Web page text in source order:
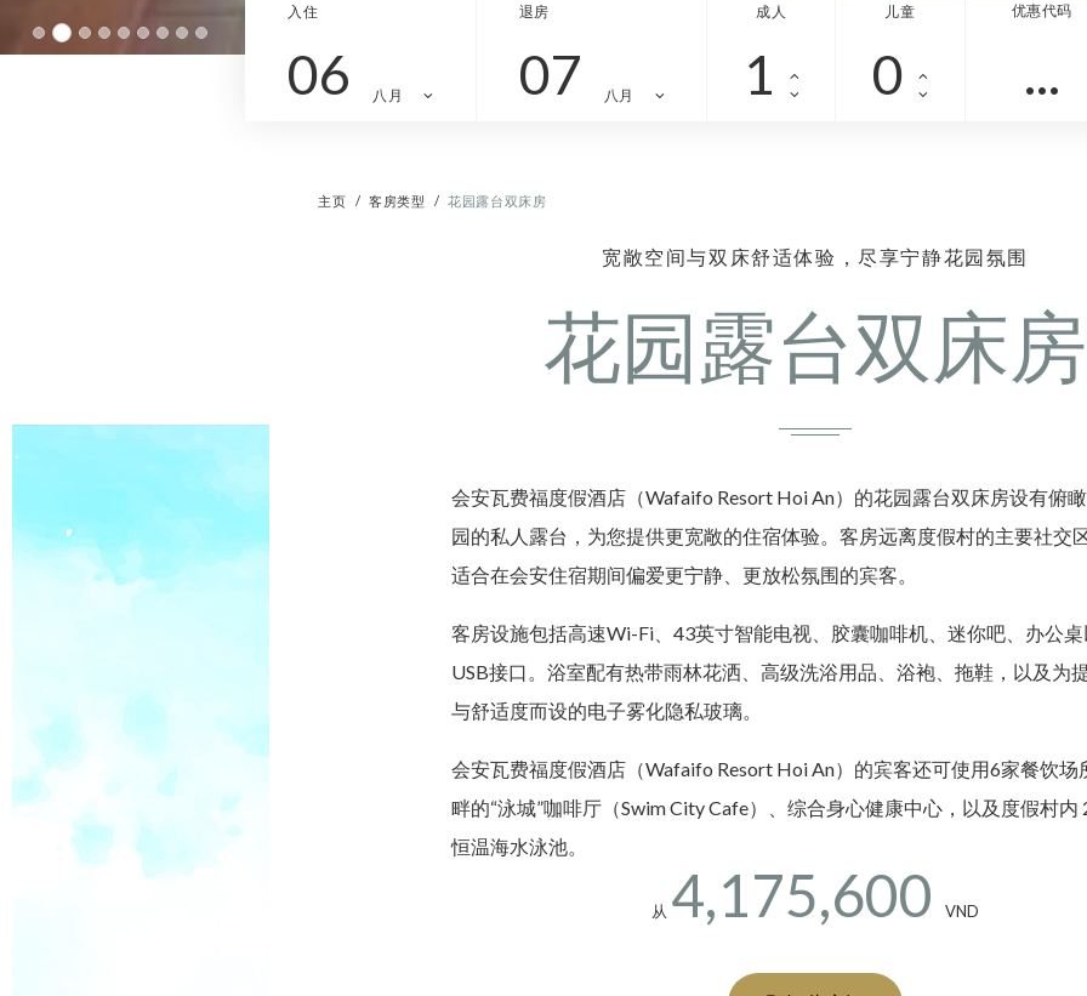
入住
06 八月
退房
07 八月
成人 儿童 优惠代码
主页 客房类型 花园露台双床房
花园露台双床房
宽敞空间与双床舒适体验，尽享宁静花园氛围
会安瓦费福度假酒店（Wafaifo Resort Hoi An）的花园露台双床房设有俯
园的私人露台，为您提供更宽敞的住宿体验。客房远离度假村的主要社交
适合在会安住宿期间偏爱更宁静、更放松氛围的宾客。
客房设施包括高速Wi-Fi、43英寸智能电视、胶囊咖啡机、迷你吧、办公
USB接口。浴室配有热带雨林花洒、高级洗浴用品、浴袍、拖鞋，以及为
与舒适度而设的电子雾化隐私玻璃。
会安瓦费福度假酒店（Wafaifo Resort Hoi An）的宾客还可使用6家餐饮场
畔的“泳城”咖啡厅（Swim City Cafe）、综合身心健康中心，以及度假村内
恒温海水泳池。
从 4,175,600 VND